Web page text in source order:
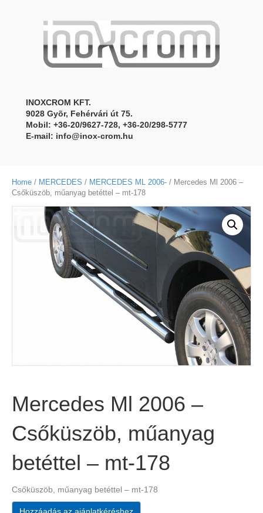
INOXCROM KFT.
9028 Gyõr, Fehérvári út 75.
Mobil: +36-20/9627-728, +36-20/298-5777
E-mail: info@inox-crom.hu
Home / MERCEDES / MERCEDES ML 2006- / Mercedes Ml 2006 –
Csőküszöb, műanyag betéttel – mt-178
Mercedes Ml 2006 –
Csőküszöb, műanyag
betéttel – mt-178
Csőküszöb, műanyag betéttel – mt-178